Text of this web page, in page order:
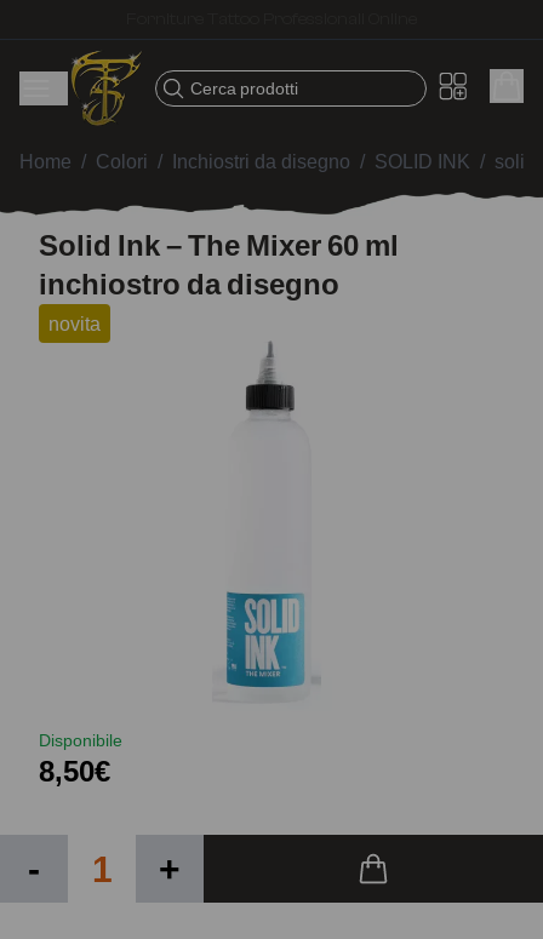
Cerca prodotti
Home / Colori / Inchiostri da disegno / SOLID INK / solid
Solid Ink – The Mixer 60 ml
inchiostro da disegno
novita
Disponibile
8,50€
- +